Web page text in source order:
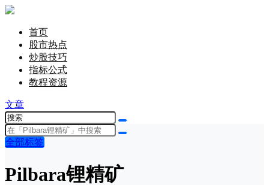
首页
股市热点
炒股技巧
指标公式
教程资源
文章
全部标签
Pilbara锂精矿